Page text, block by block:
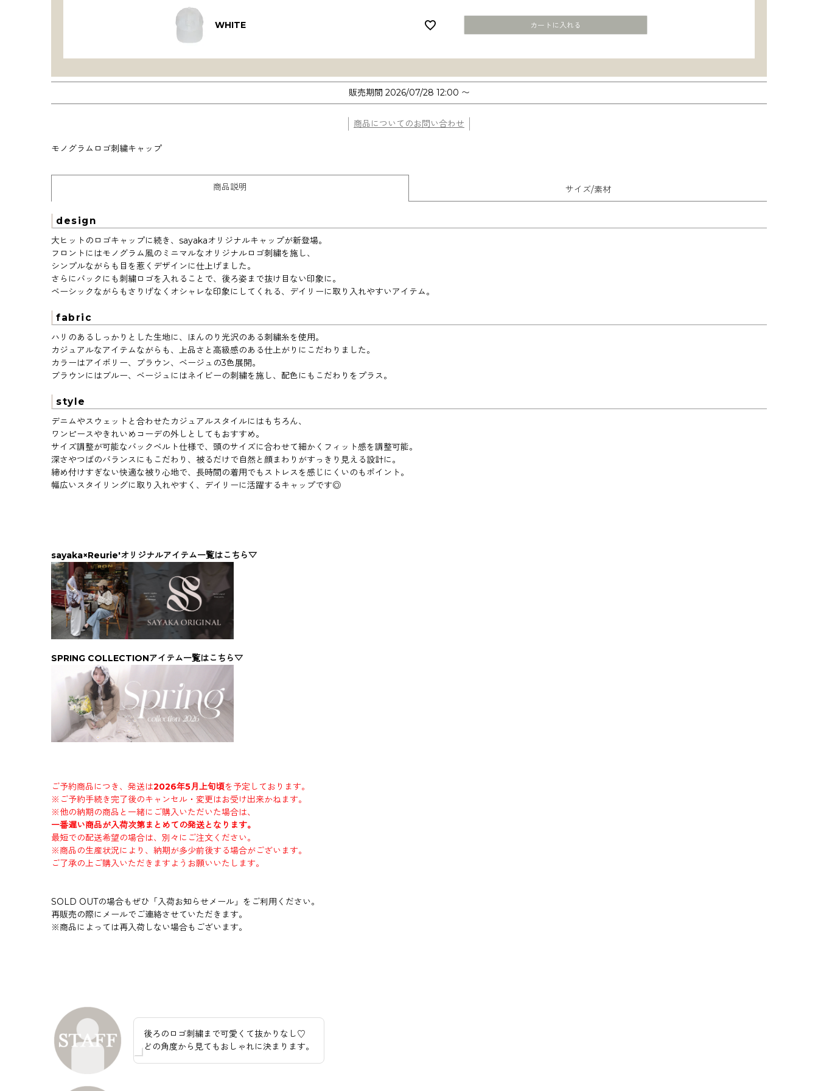
WHITE カートに入れる
販売期間 2026/07/28 12:00 〜
商品についてのお問い合わせ
モノグラムロゴ刺繍キャップ
商品説明 サイズ/素材
design
大ヒットのロゴキャップに続き、sayakaオリジナルキャップが新登場。
フロントにはモノグラム風のミニマルなオリジナルロゴ刺繍を施し、
シンプルながらも目を惹くデザインに仕上げました。
さらにバックにも刺繍ロゴを入れることで、後ろ姿まで抜け目ない印象に。
ベーシックながらもさりげなくオシャレな印象にしてくれる、デイリーに取り入れやすいアイテム。
fabric
ハリのあるしっかりとした生地に、ほんのり光沢のある刺繍糸を使用。
カジュアルなアイテムながらも、上品さと高級感のある仕上がりにこだわりました。
カラーはアイボリー、ブラウン、ベージュの3色展開。
ブラウンにはブルー、ベージュにはネイビーの刺繍を施し、配色にもこだわりをプラス。
style
デニムやスウェットと合わせたカジュアルスタイルにはもちろん、
ワンピースやきれいめコーデの外しとしてもおすすめ。
サイズ調整が可能なバックベルト仕様で、頭のサイズに合わせて細かくフィット感を調整可能。
深さやつばのバランスにもこだわり、被るだけで自然と顔まわりがすっきり見える設計に。
締め付けすぎない快適な被り心地で、長時間の着用でもストレスを感じにくいのもポイント。
幅広いスタイリングに取り入れやすく、デイリーに活躍するキャップです◎
sayaka×Reurie'オリジナルアイテム一覧はこちら▽
SPRING COLLECTIONアイテム一覧はこちら▽
ご予約商品につき、発送は2026年5月上旬頃を予定しております。
※ご予約手続き完了後のキャンセル・変更はお受け出来かねます。
※他の納期の商品と一緒にご購入いただいた場合は、
一番遅い商品が入荷次第まとめての発送となります。
最短での配送希望の場合は、別々にご注文ください。
※商品の生産状況により、納期が多少前後する場合がございます。
ご了承の上ご購入いただきますようお願いいたします。
SOLD OUTの場合もぜひ「入荷お知らせメール」をご利用ください。
再販売の際にメールでご連絡させていただきます。
※商品によっては再入荷しない場合もございます。
後ろのロゴ刺繍まで可愛くて抜かりなし♡
どの角度から見てもおしゃれに決まります。